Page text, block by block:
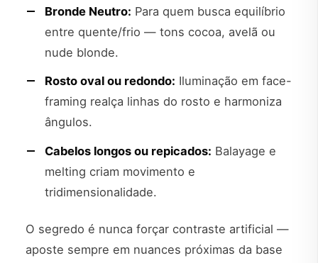
Bronde Neutro: Para quem busca equilíbrio
entre quente/frio — tons cocoa, avelã ou
nude blonde.
Rosto oval ou redondo: Iluminação em face-
framing realça linhas do rosto e harmoniza
ângulos.
Cabelos longos ou repicados: Balayage e
melting criam movimento e
tridimensionalidade.
O segredo é nunca forçar contraste artificial —
aposte sempre em nuances próximas da base